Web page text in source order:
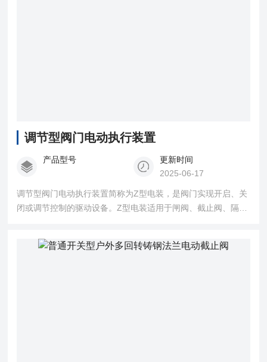
调节型阀门电动执行装置
产品型号
更新时间
2025-06-17
调节型阀门电动执行装置简称为Z型电装，是阀门实现开启、关
闭或调节控制的驱动设备。Z型电装适用于闸阀、截止阀、隔膜